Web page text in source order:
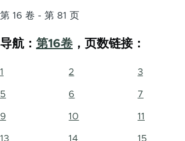
第 16 卷 - 第 81 页
导航： 第16卷 ，页数链接：
1 2 3
5 6 7
9 10 11
13 14 15